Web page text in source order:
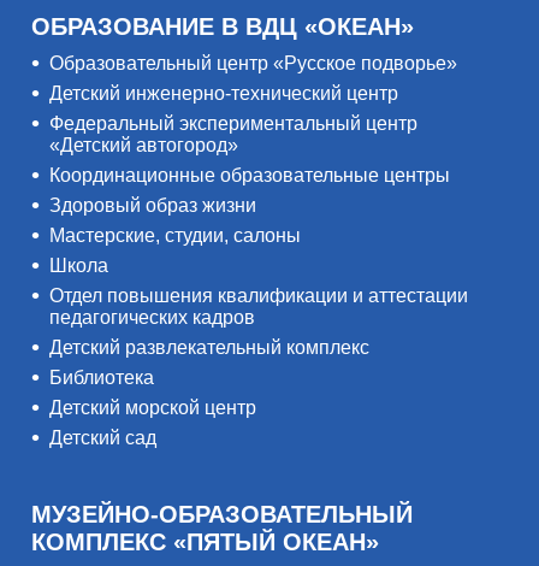
ОБРАЗОВАНИЕ В ВДЦ «ОКЕАН»
Образовательный центр «Русское подворье»
Детский инженерно-технический центр
Федеральный экспериментальный центр
«Детский автогород»
Координационные образовательные центры
Здоровый образ жизни
Мастерские, студии, салоны
Школа
Отдел повышения квалификации и аттестации
педагогических кадров
Детский развлекательный комплекс
Библиотека
Детский морской центр
Детский сад
МУЗЕЙНО-ОБРАЗОВАТЕЛЬНЫЙ
КОМПЛЕКС «ПЯТЫЙ ОКЕАН»